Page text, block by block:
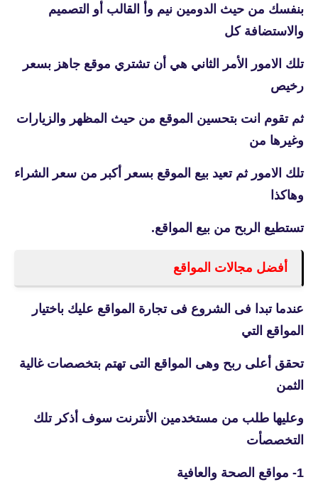
بنفسك من حيث الدومين نيم وأ القالب أو التصميم
والاستضافة كل
تلك الامور الأمر الثاني هي أن تشتري موقع جاهز بسعر
رخيص
ثم تقوم انت بتحسين الموقع من حيث المظهر والزيارات
وغيرها من
تلك الامور ثم تعيد بيع الموقع بسعر أكبر من سعر الشراء
وهاكذا
تستطيع الربح من بيع المواقع.
أفضل مجالات المواقع
عندما تبدا فى الشروع فى تجارة المواقع عليك باختيار
المواقع التي
تحقق أعلى ربح وهى المواقع التى تهتم بتخصصات غالية
الثمن
وعليها طلب من مستخدمين الأنترنت سوف أذكر تلك
التخصصأت
1- مواقع الصحة والعافية